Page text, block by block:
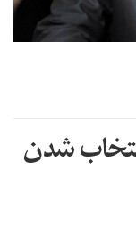
شدن